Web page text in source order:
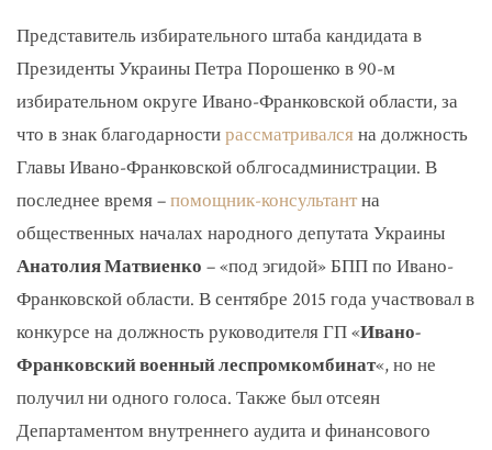
Представитель избирательного штаба кандидата в
Президенты Украины Петра Порошенко в 90-м
избирательном округе Ивано-Франковской области, за
что в знак благодарностирассматривалсяна должность
Главы Ивано-Франковской облгосадминистрации. В
последнее время –помощник-консультантна
общественных началах народного депутата Украины
Анатолия Матвиенко – «под эгидой» БПП по Ивано-
Франковской области. В сентябре 2015 года участвовал в
конкурсе на должность руководителя ГП «Ивано-
Франковский военный леспромкомбинат«, но не
получил ни одного голоса. Также был отсеян
Департаментом внутреннего аудита и финансового